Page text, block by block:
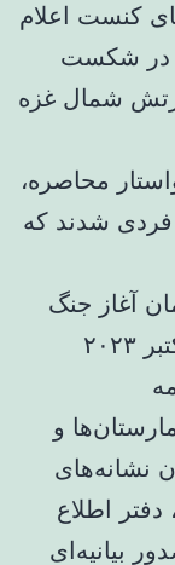
کنست اعلام
در شکست
شمال غزه
محاصره،
فردی شدند که
آغاز جنگ
نسل کشی خود علیه نوار غزه در اکتبر ۲۰۲۳
و
نشانه‌های
اطلاع
بیانیه‌ای